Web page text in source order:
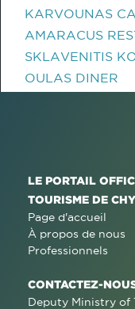
KARVOUNAS
AMARACUS
SKLAVENITIS
OULAS DINER
LE PORTAIL
TOURISME DE
Page d'accueil
À propos de nous
Professionnels
CONTACTEZ-
Deputy Ministry of